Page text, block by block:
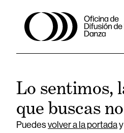
Lo sentimos,
que buscas
Puedesvolver a la portada